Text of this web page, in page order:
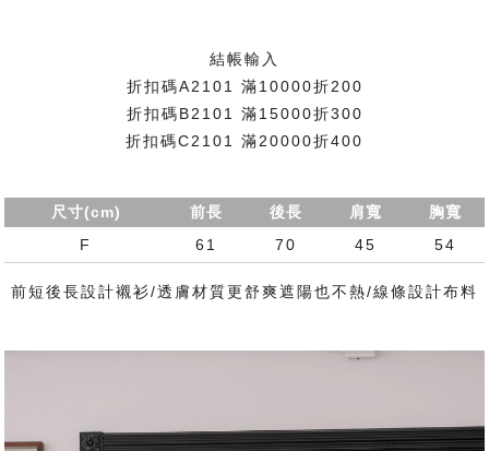
結帳輸入
折扣碼A2101 滿10000折200
折扣碼B2101 滿15000折300
折扣碼C2101 滿20000折400
尺寸(cm) 前長 後長 肩寬
胸寬
F
61 70 45 54
前短後長設計襯衫/透膚材質更舒爽遮陽也不熱/線條設計布料